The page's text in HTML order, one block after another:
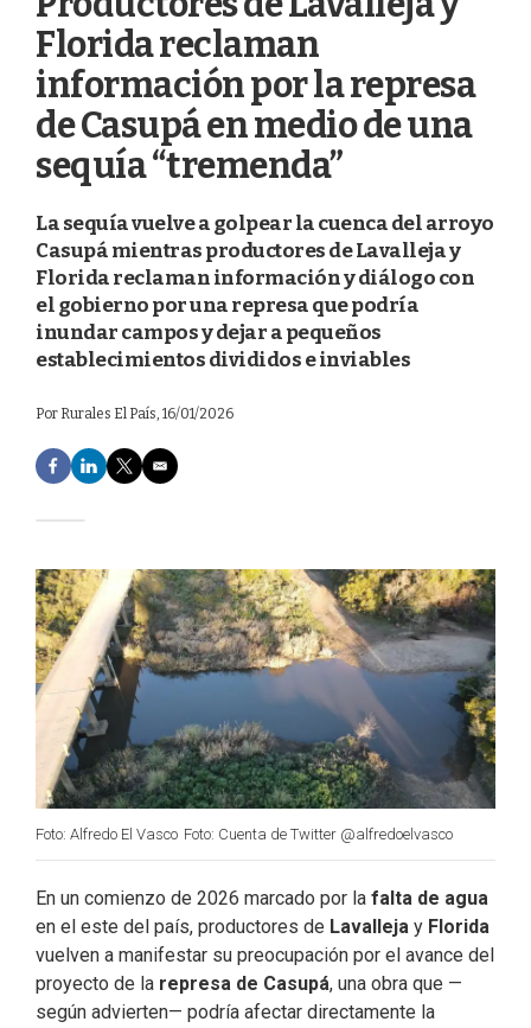
Florida reclaman
información por la represa
de Casupá en medio de una
sequía “tremenda”
La sequía vuelve a golpear la cuenca del arroyo
Casupá mientras productores de Lavalleja y
Florida reclaman información y diálogo con
el gobierno por una represa que podría
inundar campos y dejar a pequeños
establecimientos divididos e inviables
Por Rurales El País, 16/01/2026
F
a
e
o
o
k
L
i
d
I
T
w
e
r
E
m
Foto: Alfredo El Vasco Foto: Cuenta de Twitter @alfredoelvasco
En un comienzo de 2026 marcado por la falta de agua
en el este del país, productores de Lavalleja y Florida
vuelven a manifestar su preocupación por el avance del
proyecto de la represa de Casupá, una obra que —
según advierten— podría afectar directamente la